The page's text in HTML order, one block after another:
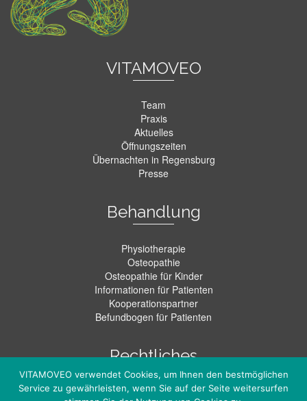
VITAMOVEO
Team
Praxis
Aktuelles
Öffnungszeiten
Übernachten in Regensburg
Presse
Behandlung
Physiotherapie
Osteopathie
Osteopathie für Kinder
Informationen für Patienten
Kooperationspartner
Befundbogen für Patienten
Rechtliches
Kontakt
VITAMOVEO verwendet Cookies, um Ihnen den bestmöglichen
Service zu gewährleisten, wenn Sie auf der Seite weitersurfen